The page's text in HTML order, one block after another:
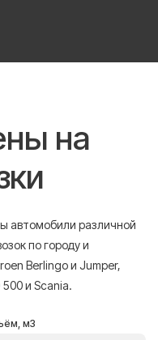
на
автомобили различной
по городу и
Berlingo и Jumper,
и Scania.
м3